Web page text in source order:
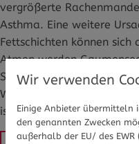
vergrößerte
Asthma. Eine weitere
Fettschichten können
Atmen werden
Schwingungen gebracht,
Wird die Muskulatur
ist das Risiko zu
Wir verwenden
Einige Anbieter übermitteln
den genannten Zwecken
außerhalb der EU/ des